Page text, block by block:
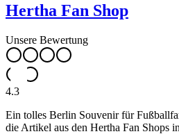
Hertha Fan Shop
Unsere Bewertung
4.3
Ein tolles Berlin Souvenir für
die Artikel aus den Hertha Fan Shops